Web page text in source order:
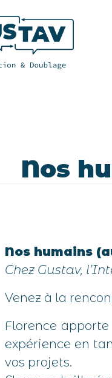
Nos
Nos humains
Chez Gustav,
Venez à la
Florence
expérience en
vos projets.